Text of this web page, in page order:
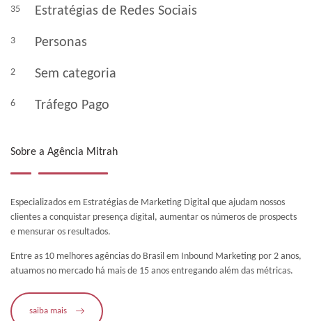
35 Estratégias de Redes Sociais
3 Personas
2 Sem categoria
6 Tráfego Pago
Sobre a Agência Mitrah
Especializados em Estratégias de Marketing Digital que ajudam nossos
clientes a conquistar presença digital, aumentar os números de prospects
e mensurar os resultados.
Entre as 10 melhores agências do Brasil em Inbound Marketing por 2 anos,
atuamos no mercado há mais de 15 anos entregando além das métricas.
saiba mais